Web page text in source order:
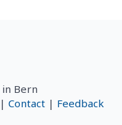
in Bern
| Contact | Feedback